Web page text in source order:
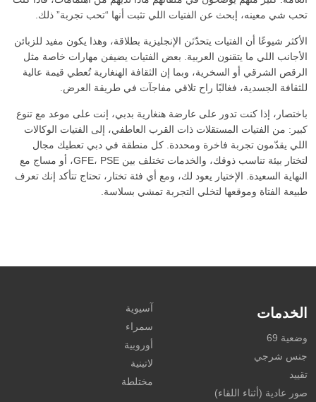
تحب شي معينه، إبحث عن الفتيات اللي تثبت أنها “تحب تجربة” ذلك.
الأكثر شيوعًا أن الفتيات يتحدّثن الإنجليزية بطلاقة، وهذا يكون مفيد للزبائن
الأجانب اللي ما يتقنون العربية. بعض الفتيات يضيفن مهارات خاصة مثل
الرقص الشرقي أو السخرية، وبما إن الثقافة الهنغارية تُعطي قيمة عالية
للثقافة الجسدية، فغالبًا راح تلاقي مفاجآت في طريقة العرض.
باختصار، إذا كنت تدور على عارضة هنغارية بدبي، إنت على موعد مع تنوع
كبير: من الفتيات المستقلات ذات القرب العاطفي، إلى الفتيات الوكالات
اللي يقدّمون تجربة فاخرة ومحددة. كل منطقة في دبي تعطيك مجال
لتختار بيئة تناسب ذوقك، والخدمات تختلف بين GFE، PSE، أو مساج مع
النهاية السعيدة. الإختيار يعود لك، ومع أي فئة تختار، تحتاج تتأكد إنك تعرف
طبيعة الفتاة وموقعها لتخلي التجربة تمشي بسلاسة.
الخدمات
وضعية 69
جنس شرجي
تقييد
صور عادية (أثناء اللقاء)
آسيوية
سمراء
أوروبية
لاتينية
مختلطة